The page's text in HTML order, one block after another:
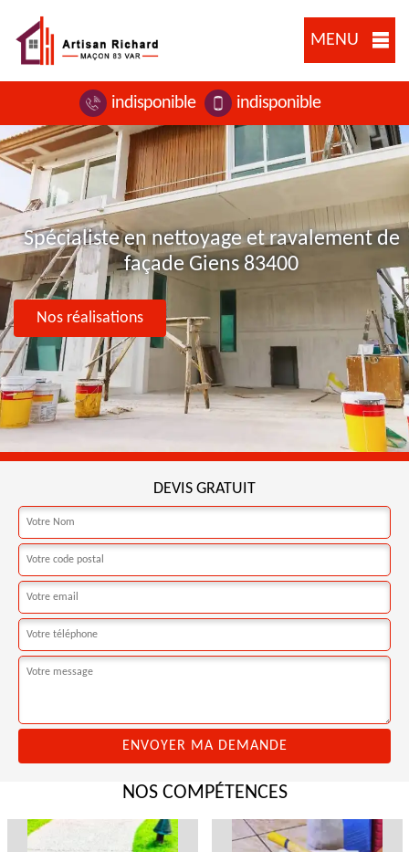
MENU
indisponible indisponible
Spécialiste en nettoyage et ravalement de
façade Giens 83400
Nos réalisations
DEVIS GRATUIT
NOS COMPÉTENCES